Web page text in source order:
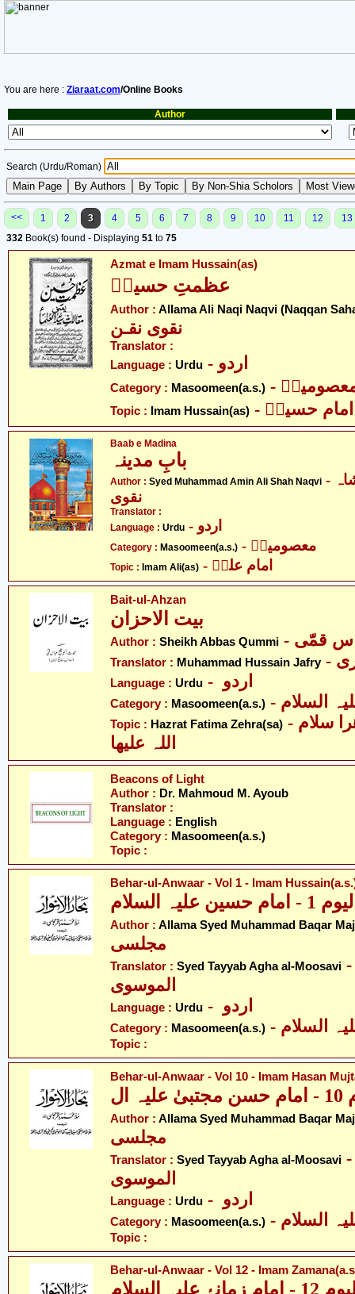
You are here : Ziaraat.com/Online Books
Author
Search (Urdu/Roman)
<< 1 2 3 4 5 6 7 8 9 10 11 12
13
332 Book(s) found - Displaying 51 to 75
Azmat e Imam Hussain(as)
عظمتِ حسینؑ
Author : Allama Ali Naqi Naqvi (Naqqan
نقوی نقـن
Translator :
Language : Urdu - اردو
Category : Masoomeen(a.s.) معصومینؑ
Topic : Imam Hussain(as) - امام حسینؑ
Baab e Madina
بابِ مدینہ
Author : Syed Muhammad Amin Ali Shah Naqvi - سید محمد امین علی شاہ
نقوی
Translator :
Language : Urdu - اردو
Category : Masoomeen(a.s.) - معصومینؑ
Topic : Imam Ali(as) - امام علیؑ
Bait-ul-Ahzan
Author : Sheikh Abbas Qummi قمّی
Translator : Muhammad Hussain Jafry
Language : Urdu
Category : Masoomeen(a.s.)
Topic : Hazrat Fatima Zehra(sa) - حضرت فاطمہ زھرا سلام
اللہ علیھا
Beacons of Light
Author : Dr. Mahmoud M. Ayoub
Translator :
Language : English
Category : Masoomeen(a.s.)
Topic :
Behar-ul-Anwaar - Vol 1 - Imam
السلام
Author : Allama Syed Muhammad Baqar
Translator : Syed Tayyab Agha al-Moosavi آغا
الموسوی
Language : Urdu
Category : Masoomeen(a.s.)
Topic :
Behar-ul-Anwaar - Vol 10 - Imam Hasan
Author : Allama Syed Muhammad Baqar
Translator : Syed Tayyab Agha al-Moosavi آغا
الموسوی
Language : Urdu
Category : Masoomeen(a.s.)
Topic :
Behar-ul-Anwaar - Vol 12 - Imam